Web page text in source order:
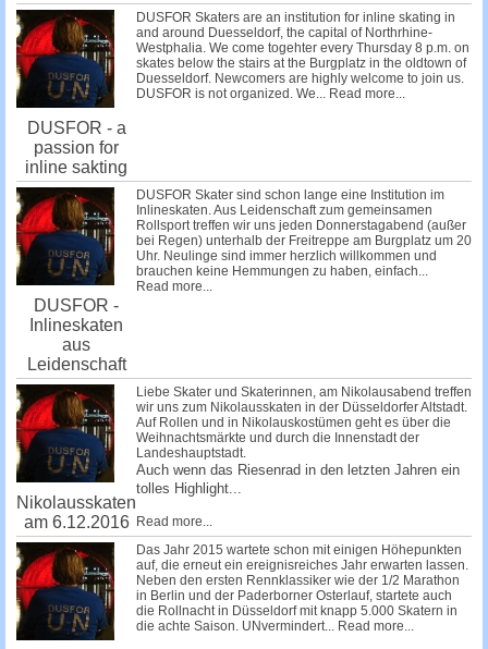
DUSFOR - a
passion for
inline sakting
DUSFOR Skaters are an institution for inline skating in
and around Duesseldorf, the capital of Northrhine-
Westphalia. We come togehter every Thursday 8 p.m. on
skates below the stairs at the Burgplatz in the oldtown of
Duesseldorf. Newcomers are highly welcome to join us.
DUSFOR is not organized. We... Read more...
DUSFOR -
Inlineskaten
aus
Leidenschaft
DUSFOR Skater sind schon lange eine Institution im
Inlineskaten. Aus Leidenschaft zum gemeinsamen
Rollsport treffen wir uns jeden Donnerstagabend (außer
bei Regen) unterhalb der Freitreppe am Burgplatz um 20
Uhr. Neulinge sind immer herzlich willkommen und
brauchen keine Hemmungen zu haben, einfach...
Read more...
Nikolausskaten
am 6.12.2016
Liebe Skater und Skaterinnen, am Nikolausabend treffen
wir uns zum Nikolausskaten in der Düsseldorfer Altstadt.
Auf Rollen und in Nikolauskostümen geht es über die
Weihnachtsmärkte und durch die Innenstadt der
Landeshauptstadt.
Auch wenn das Riesenrad in den letzten Jahren ein
tolles Highlight...
Read more...
Das Jahr 2015 wartete schon mit einigen Höhepunkten
auf, die erneut ein ereignisreiches Jahr erwarten lassen.
Neben den ersten Rennklassiker wie der 1/2 Marathon
in Berlin und der Paderborner Osterlauf, startete auch
die Rollnacht in Düsseldorf mit knapp 5.000 Skatern in
die achte Saison. UNvermindert... Read more...